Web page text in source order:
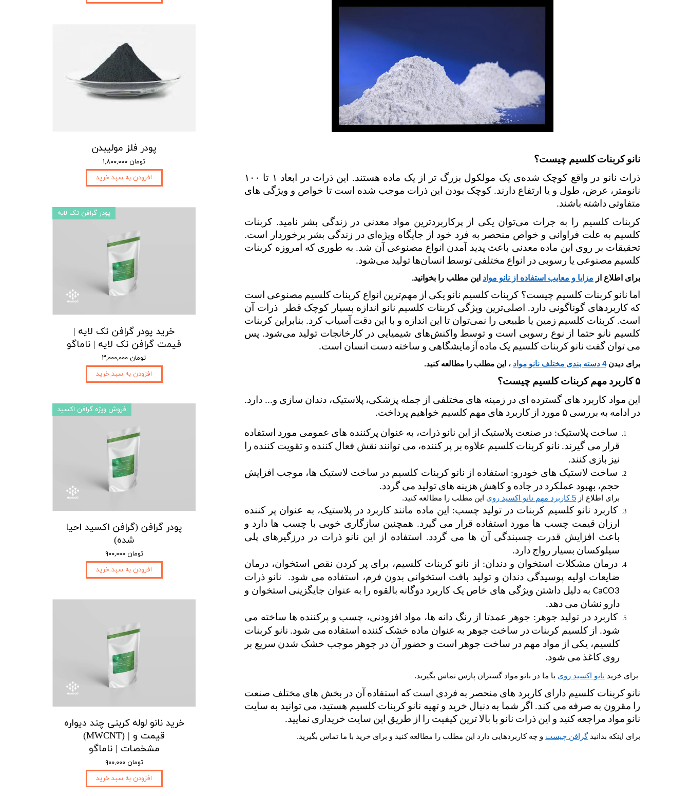
نانو کربنات کلسیم چیست؟
متفاوتی داشته باشند.
کلسیم مصنوعی یا رسوبی در انواع مختلفی توسط انسان‌ها تولید می‌شود.
برای اطلاع از مزایا و معایب استفاده از نانو مواد این مطلب را بخوانید.
می توان گفت نانو کربنات کلسیم یک ماده آزمایشگاهی و ساخته دست انسان است.
برای دیدن4 دسته بندی مختلف نانو مواد ، این مطلب را مطالعه کنید.
۵ کاربرد مهم کربنات کلسیم چیست؟
در ادامه به بررسی ۵ مورد از کاربرد های مهم کلسیم خواهیم پرداخت.
نیز بازی کنند.
حجم، بهبود عملکرد در جاده و کاهش هزینه های تولید می گردد.
برای اطلاع از 5 کاربرد مهم نانو اکسید روی این مطلب را مطالعه کنید.
سیلوکسان بسیار رواج دارد.
دارو نشان می دهد.
روی کاغذ می شود.
برای خرید نانو اکسید روی با ما در نانو مواد گستران پارس تماس بگیرید.
نانو مواد مراجعه کنید و این ذرات نانو با بالا ترین کیفیت را از طریق این سایت خریداری نمایید.
برای اینکه بدانیدگرافن چیست و چه کاربردهایی دارد این مطلب را مطالعه کنید و برای خرید با ما تماس بگیرید.
پودر فلز مولیبدن
۱,۸۰۰,۰۰۰ تومان
افزودن به سبد خرید
خرید پودر گرافن تک لایه |
قیمت گرافن تک لایه | ناماگو
۳,۰۰۰,۰۰۰ تومان
افزودن به سبد خرید
پودر گرافن تک لایه
پودر گرافن (گرافن اکسید احیا
شده)
۹۰۰,۰۰۰ تومان
افزودن به سبد خرید
فروش ویژه گرافن اکسید
خرید نانو لوله کربنی چند دیواره
(MWCNT) | قیمت و
مشخصات | ناماگو
۹۰۰,۰۰۰ تومان
افزودن به سبد خرید